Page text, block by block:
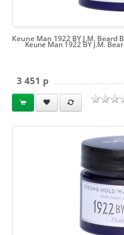
Keune Man 1922 BY J.M.
Keune Man 1922 BY J.M.
3 451 p